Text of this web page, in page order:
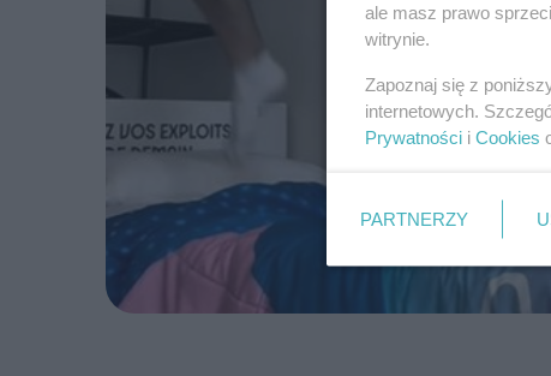
ale masz prawo
witrynie.
Zapoznaj się z
internetowych.
Prywatności i Cookies
PARTNERZY